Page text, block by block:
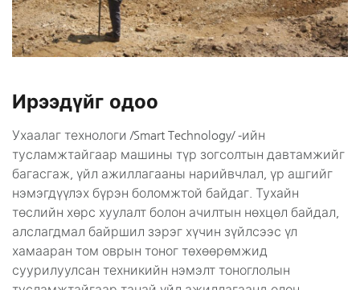
Ирээдүйг одоо
Ухаалаг технологи /Smart Technology/ -ийн
тусламжтайгаар машины түр зогсолтын давтамжийг
багасгаж, үйл ажиллагааны нарийвчлал, үр ашгийг
нэмэгдүүлэх бүрэн боломжтой байдаг. Тухайн
төслийн хөрс хуулалт болон ачилтын нөхцөл байдал,
алслагдмал байршил зэрэг хүчин зүйлсээс үл
хамааран том оврын тоног төхөөрөмжид
суурилуулсан техникийн нэмэлт тоноглолын